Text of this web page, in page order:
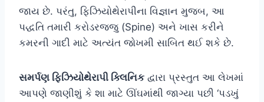
જાય છે. પરંતુ, ફિઝિયોથેરાપીના વિજ્ઞાન મુજબ, આ
પદ્ધતિ તમારી કરોડરજ્જુ (Spine) અને ખાસ કરીને
કમરની ગાદી માટે અત્યંત જોખમી સાબિત થઈ શકે છે.
સમર્પણ ફિઝિયોથેરાપી ક્લિનિક દ્વારા પ્રસ્તુત આ લેખમાં
આપણે જાણીશું કે શા માટે ઊંઘમાંથી જાગ્યા પછી ‘પડખું